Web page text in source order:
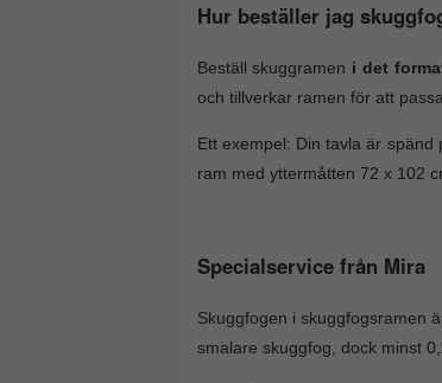
Hur beställer jag
Beställ skuggramen i det
och tillverkar ramen för att
Ett exempel: Din tavla är
ram med yttermåtten 72 x 102
Specialservice från Mira
Skuggfogen i skuggfogsramen
smalare skuggfog, dock minst